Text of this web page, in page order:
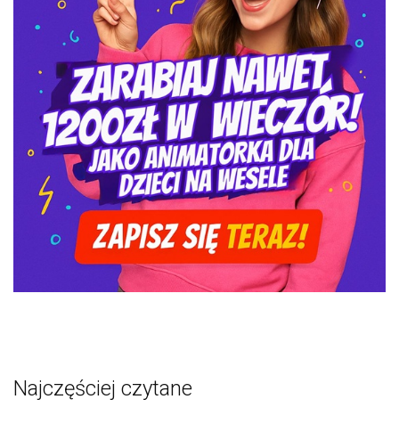
Najczęściej czytane